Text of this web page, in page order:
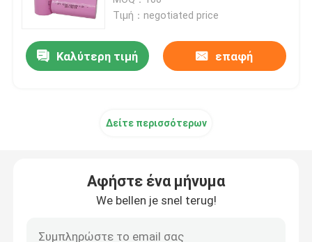
Μπαταρία εγχώριας ενέργειας
Τιμή：negotiated price
Καλύτερη τιμή επαφή
Δείτε περισσότερων
Αφήστε ένα μήνυμα
We bellen je snel terug!